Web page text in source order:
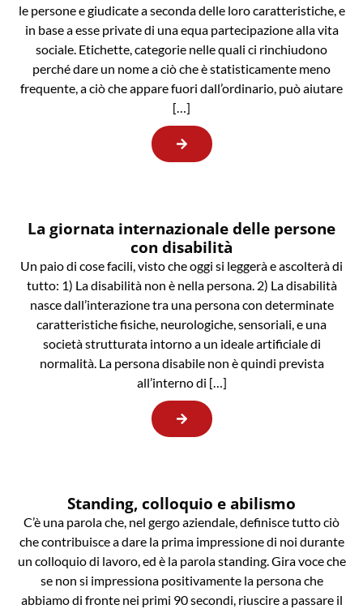
le persone e giudicate a seconda delle loro caratteristiche, e
in base a esse private di una equa partecipazione alla vita
sociale. Etichette, categorie nelle quali ci rinchiudono
perché dare un nome a ciò che è statisticamente meno
frequente, a ciò che appare fuori dall’ordinario, può aiutare
[…]
La giornata internazionale delle persone
con disabilità
Un paio di cose facili, visto che oggi si leggerà e ascolterà di
tutto: 1) La disabilità non è nella persona. 2) La disabilità
nasce dall’interazione tra una persona con determinate
caratteristiche fisiche, neurologiche, sensoriali, e una
società strutturata intorno a un ideale artificiale di
normalità. La persona disabile non è quindi prevista
all’interno di […]
Standing, colloquio e abilismo
C’è una parola che, nel gergo aziendale, definisce tutto ciò
che contribuisce a dare la prima impressione di noi durante
un colloquio di lavoro, ed è la parola standing. Gira voce che
se non si impressiona positivamente la persona che
abbiamo di fronte nei primi 90 secondi, riuscire a passare il